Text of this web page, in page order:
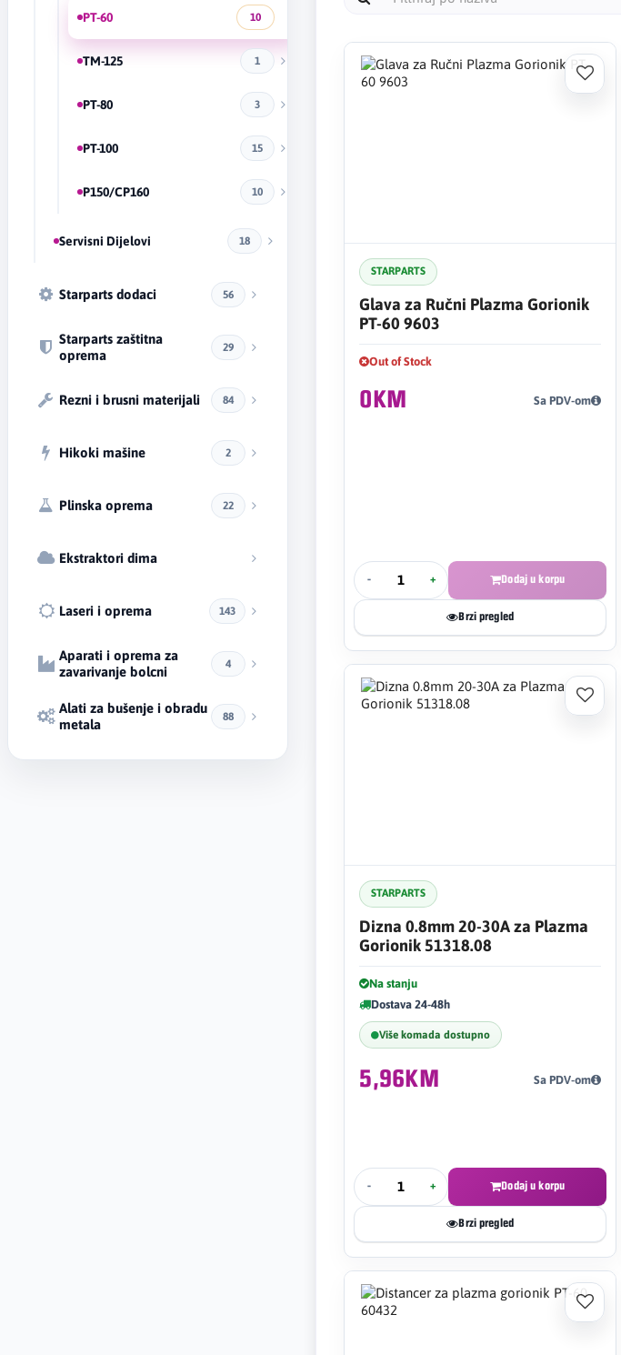
PT-60 10
TM-125 1
PT-80 3
PT-100 15
P150/CP160 10
Servisni Dijelovi 18
Starparts dodaci 56
Starparts zaštitna
oprema
29
Rezni i brusni materijali 84
Hikoki mašine 2
Plinska oprema 22
Ekstraktori dima
Laseri i oprema 143
Aparati i oprema za
zavarivanje bolcni
4
Alati za bušenje i obradu
metala
88
STARPARTS
Glava za Ručni Plazma Gorionik
PT-60 9603
Out of Stock
0KM Sa PDV-om
- + Dodaj u korpu
Brzi pregled
STARPARTS
Dizna 0.8mm 20-30A za Plazma
Gorionik 51318.08
Na stanju
Dostava 24-48h
Više komada dostupno
5,96KM Sa PDV-om
- + Dodaj u korpu
Brzi pregled